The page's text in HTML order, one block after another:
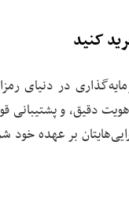
کنید
در دنیای
هویت دقیق، و
بر عهده